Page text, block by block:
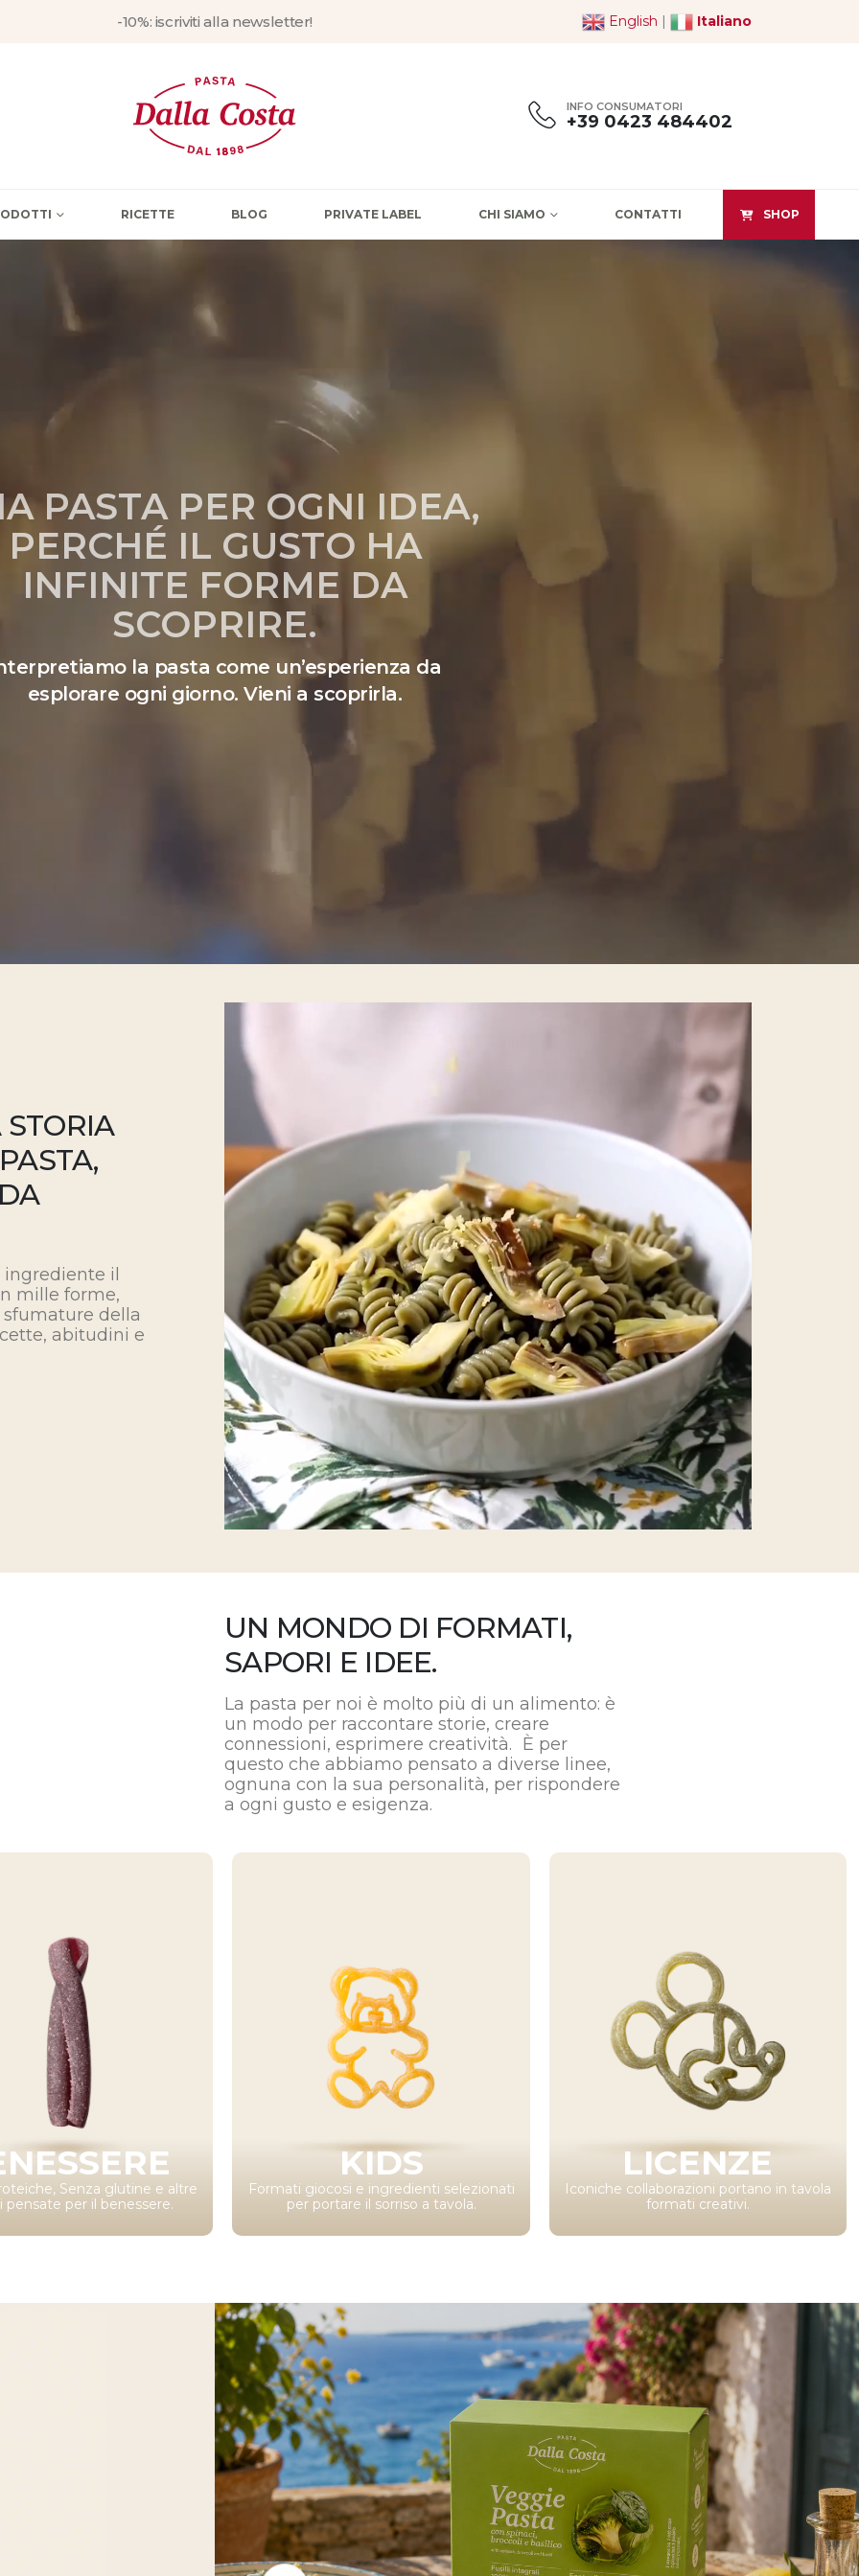
-10%: iscriviti alla newsletter! English | Italiano
INFO CONSUMATORI
+39 0423 484402
RICETTE BLOG PRIVATE LABEL CHI SIAMO CONTATTI SHOP
PASTA PER OGNI IDEA,
PERCHÉ IL GUSTO HA
INFINITE FORME DA
SCOPRIRE.
la pasta come un’esperienza da
esplorare ogni giorno. Vieni a scoprirla.
il
mille forme,
della
abitudini e
UN MONDO DI FORMATI,
SAPORI E IDEE.
La pasta per noi è molto più di un alimento: è
un modo per raccontare storie, creare
connessioni, esprimere creatività. È per
questo che abbiamo pensato a diverse linee,
ognuna con la sua personalità, per rispondere
a ogni gusto e esigenza.
Senza glutine e altre
pensate per il benessere.
KIDS
Formati giocosi e ingredienti selezionati
per portare il sorriso a tavola.
LICENZE
Iconiche collaborazioni portano in tavola
formati creativi.